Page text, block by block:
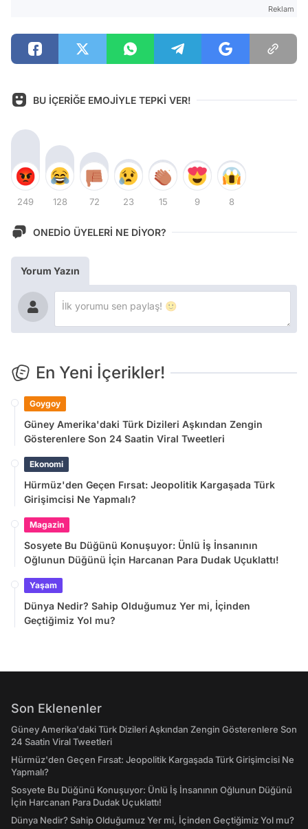
Reklam
BU İÇERİĞE EMOJİYLE TEPKİ VER!
249 128 72 23 15 9 8
ONEDİO ÜYELERİ NE DİYOR?
Yorum Yazın
En Yeni İçerikler!
Goygoy
Güney Amerika'daki Türk Dizileri Aşkından Zengin
Gösterenlere Son 24 Saatin Viral Tweetleri
Ekonomi
Hürmüz'den Geçen Fırsat: Jeopolitik Kargaşada Türk
Girişimcisi Ne Yapmalı?
Magazin
Sosyete Bu Düğünü Konuşuyor: Ünlü İş İnsanının
Oğlunun Düğünü İçin Harcanan Para Dudak Uçuklattı!
Yaşam
Dünya Nedir? Sahip Olduğumuz Yer mi, İçinden
Geçtiğimiz Yol mu?
Son Eklenenler
Güney Amerika'daki Türk Dizileri Aşkından Zengin Gösterenlere Son
24 Saatin Viral Tweetleri
Hürmüz'den Geçen Fırsat: Jeopolitik Kargaşada Türk Girişimcisi Ne
Yapmalı?
Sosyete Bu Düğünü Konuşuyor: Ünlü İş İnsanının Oğlunun Düğünü
İçin Harcanan Para Dudak Uçuklattı!
Dünya Nedir? Sahip Olduğumuz Yer mi, İçinden Geçtiğimiz Yol mu?